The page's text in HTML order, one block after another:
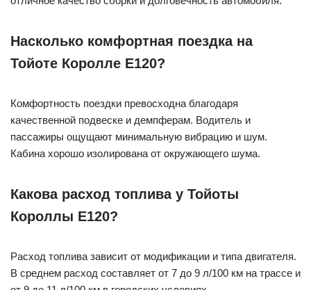
Насколько комфортная поездка на
Тойоте Королле Е120?
Комфортность поездки превосходна благодаря
качественной подвеске и демпферам. Водитель и
пассажиры ощущают минимальную вибрацию и шум.
Кабина хорошо изолирована от окружающего шума.
Какова расход топлива у Тойоты
Короллы Е120?
Расход топлива зависит от модификации и типа двигателя.
В среднем расход составляет от 7 до 9 л/100 км на трассе и